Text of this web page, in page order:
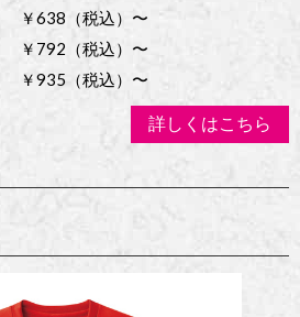
￥638（税込）〜
￥792（税込）〜
￥935（税込）〜
詳しくはこちら